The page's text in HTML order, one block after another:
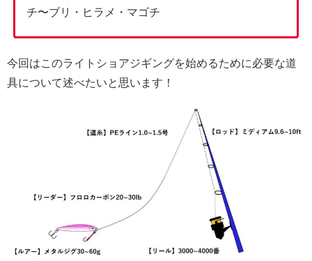
チ〜ブリ・ヒラメ・マゴチ
今回はこのライトショアジギングを始めるために必要な道
具について述べたいと思います！